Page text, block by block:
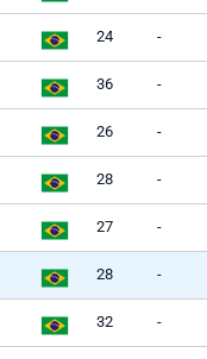
24 -
36 -
26 -
28 -
27 -
28 -
32 -